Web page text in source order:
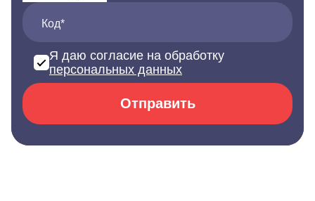
Код*
Я даю согласие на обработку
персональных данных
Отправить